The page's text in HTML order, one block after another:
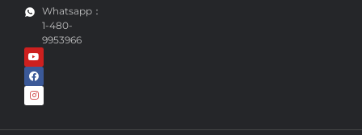
Whatsapp：
1-480-
9953966